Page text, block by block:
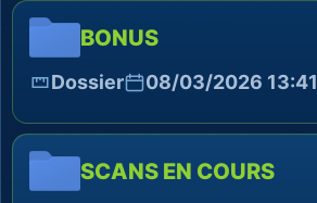
BONUS
Dossier 08/03/2026 13:41
SCANS EN COURS